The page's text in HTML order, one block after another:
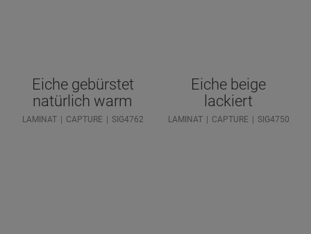
Eiche gebürstet
natürlich warm
LAMINAT CAPTURE SIG4762
Eiche beige
lackiert
LAMINAT CAPTURE SIG4750